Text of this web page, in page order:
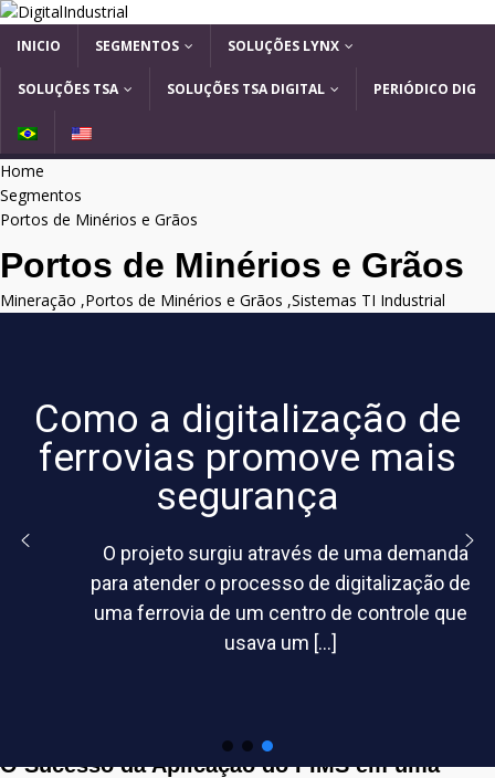
INICIO SEGMENTOS SOLUÇÕES LYNX
SOLUÇÕES TSA SOLUÇÕES TSA DIGITAL PERIÓDICO DIG
B
A
S
I
E
L
H
Home
Segmentos
Portos de Minérios e Grãos
Portos de Minérios e Grãos
Mineração ,Portos de Minérios e Grãos ,Sistemas TI Industrial
Como a digitalização de
ferrovias promove mais
segurança
O projeto surgiu através de uma demanda
para atender o processo de digitalização de
uma ferrovia de um centro de controle que
usava um [...]
About author
Tips & Tricks for Wordpress
Manutenção digital: o que é e como funciona?
Implantação do Sistema de Gerenciamento
avanços na eficiência operacional
O Sucesso da Aplicação do PIMS em uma